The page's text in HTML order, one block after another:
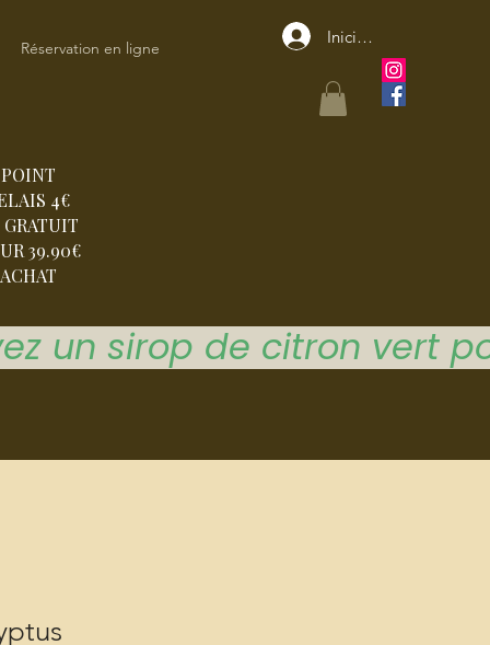
Iniciar sesión
Réservation en ligne
POINT
4€
GRATUIT
39.90€
ACHAT